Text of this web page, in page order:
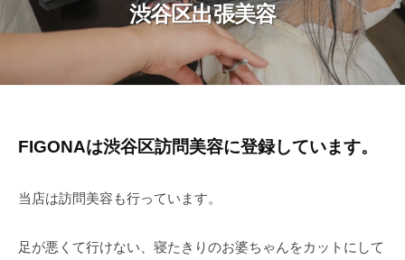
渋谷区出張美容
FIGONAは渋谷区訪問美容に登録しています。
当店は訪問美容も行っています。
足が悪くて行けない、寝たきりのお婆ちゃんをカットにして